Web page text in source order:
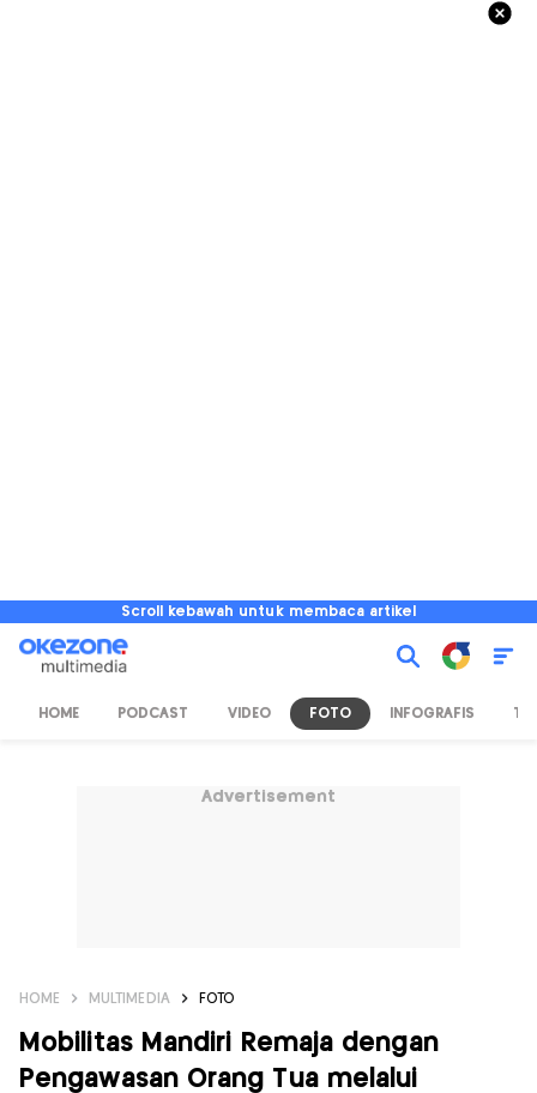
Scroll kebawah untuk membaca artikel
HOME PODCAST VIDEO FOTO INFOGRAFIS TV
Advertisement
HOME MULTIMEDIA FOTO
Mobilitas Mandiri Remaja dengan
Pengawasan Orang Tua melalui